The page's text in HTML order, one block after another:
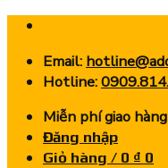
Skip
contentEmail:
Hotline:
Miễn phí giao
Đăng nhập
Giỏ hàng / 0 ₫ 0